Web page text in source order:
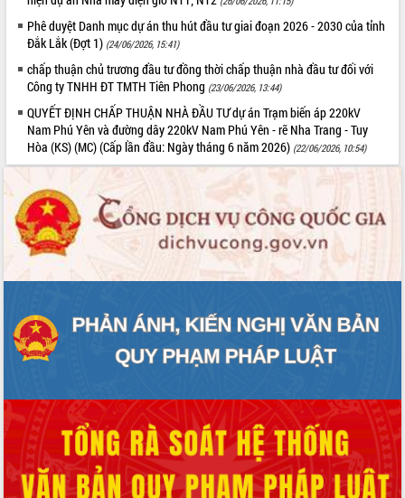
Tập huấn nâng cao năng lực triển khai
chuyển đổi số cho cán bộ, công chức
cấp xã
Đắk Lắk phát động hưởng ứng Ngày
Quyền của người tiêu dùng Việt Nam
2026
Đẩy mạnh cải cách hành chính, quyết
tâm đạt được mục tiêu tăng trưởng
hai con số trong năm 2026
Tổ chức trang trọng Lễ hội Đền thờ
Lương Văn Chánh năm 2026
Phó Bí thư Tỉnh ủy Đắk Lắk Đỗ Hữu
Huy giữ chức Bí thư Đảng ủy Ủy Ban
Nhân dân tỉnh
Chuyển đổi số thư viện: Mở rộng
không gian tri thức trong thời đại số
Đánh giá, rút kinh nghiệm công tác tổ
Chương trình “Gặp gỡ hữu nghị –
Friendship Meeting New Year 2026”
Bầu cử Quốc hội và HĐND: Cử tri Đắk
Lắk gửi gắm niềm tin, kỳ vọng vào lá
phiếu
Phê duyệt Danh mục dự án thu hút đầu tư giai đoạn 2026 - 2030 của tỉnh
Đắk Lắk (Đợt 1) (24/06/2026, 15:41)
chấp thuận chủ trương đầu tư đồng thời chấp thuận nhà đầu tư đối với
Công ty TNHH ĐT TMTH Tiên Phong (23/06/2026, 13:44)
QUYẾT ĐỊNH CHẤP THUẬN NHÀ ĐẦU TƯ dự án Trạm biến áp 220kV
Nam Phú Yên và đường dây 220kV Nam Phú Yên - rẽ Nha Trang - Tuy
Hòa (KS) (MC) (Cấp lần đầu: Ngày tháng 6 năm 2026) (22/06/2026, 10:54)